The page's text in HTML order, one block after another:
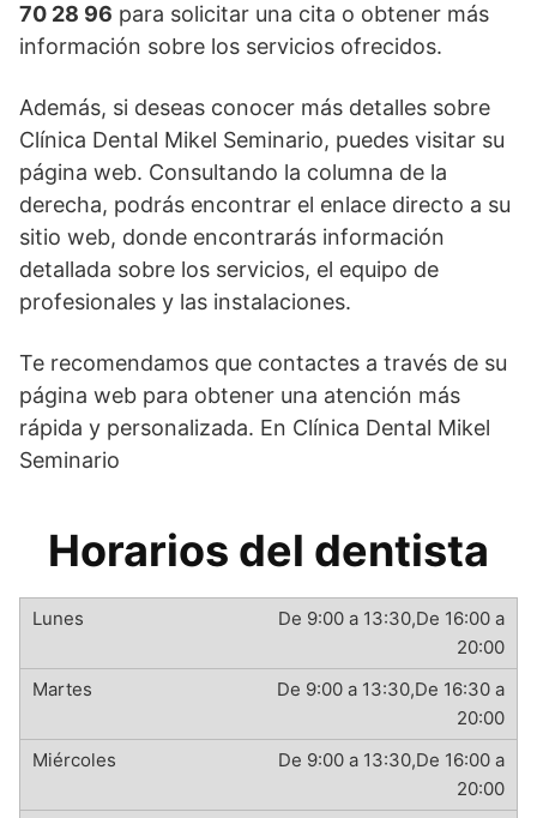
70 28 96 para solicitar una cita o obtener más
información sobre los servicios ofrecidos.
Además, si deseas conocer más detalles sobre
Clínica Dental Mikel Seminario, puedes visitar su
página web. Consultando la columna de la
derecha, podrás encontrar el enlace directo a su
sitio web, donde encontrarás información
detallada sobre los servicios, el equipo de
profesionales y las instalaciones.
Te recomendamos que contactes a través de su
página web para obtener una atención más
rápida y personalizada. En Clínica Dental Mikel
Seminario
Horarios del dentista
De 9:00 a 13:30,De 16:00 a
20:00
De 9:00 a 13:30,De 16:30 a
20:00
De 9:00 a 13:30,De 16:00 a
20:00